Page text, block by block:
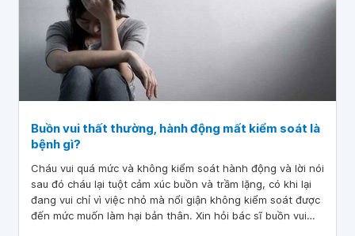
Buồn vui thất thường, hành động mất kiểm soát là
bệnh gì?
Cháu vui quá mức và không kiểm soát hành động và lời nói
sau đó cháu lại tuột cảm xúc buồn và trầm lặng, có khi lại
đang vui chỉ vì việc nhỏ mà nổi giận không kiểm soát được
đến mức muốn làm hại bản thân. Xin hỏi bác sĩ buồn vui